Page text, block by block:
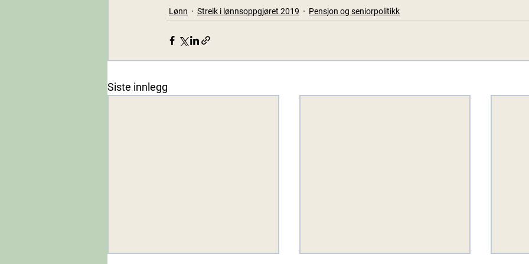
Lønn Streik i lønnsoppgjøret 2019 Pensjon og seniorpolitikk
Siste innlegg